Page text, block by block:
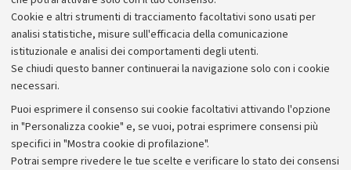
Cookie e altri strumenti di tracciamento facoltativi sono usati per
analisi statistiche, misure sull'efficacia della comunicazione
istituzionale e analisi dei comportamenti degli utenti.
Se chiudi questo banner continuerai la navigazione solo con i cookie
necessari.
Puoi esprimere il consenso sui cookie facoltativi attivando l'opzione
in "Personalizza cookie" e, se vuoi, potrai esprimere consensi più
specifici in "Mostra cookie di profilazione".
Potrai sempre rivedere le tue scelte e verificare lo stato dei consensi
Bilanci
Donazioni e 5x1000
Bandi, gare e concorsi
Albo online
Amministrazione trasparente